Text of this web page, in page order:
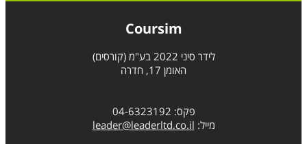
Coursim
לידר סיני 2022 בע"מ (קורסים)
האומן 17, חדרה
פקס: 04-6323192
מייל: leader@leaderltd.co.il